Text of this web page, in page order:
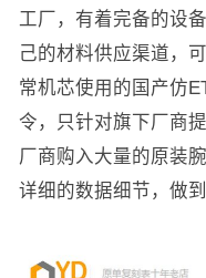
工厂，有着完备的设
己的材料供应渠道，
常机芯使用的国产仿
令，只针对旗下厂商
厂商购入大量的原装
详细的数据细节，做